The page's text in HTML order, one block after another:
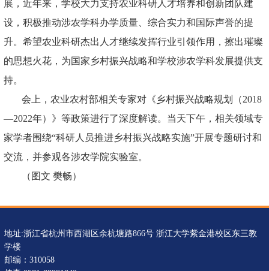
展，近年来，学校大力支持农业科研人才培养和创新团队建
设，积极推动涉农学科办学质量、综合实力和国际声誉的提
升。希望农业科研杰出人才继续发挥行业引领作用，擦出璀璨
的思想火花，为国家乡村振兴战略和学校涉农学科发展提供支
持。
会上，农业农村部相关专家对《乡村振兴战略规划（2018
—2022年）》等政策进行了深度解读。当天下午，相关领域专
家学者围绕“科研人员推进乡村振兴战略实施”开展专题研讨和
交流，并参观各涉农学院实验室。
（图文 樊畅）
地址:浙江省杭州市西湖区余杭塘路866号 浙江大学紫金港校区东三教
学楼
邮编：310058